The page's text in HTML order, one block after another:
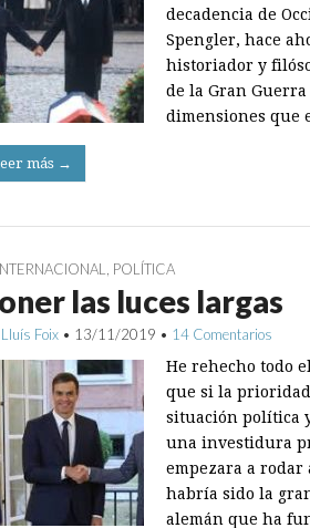
decadencia de
Spengler, hace
historiador y
de la Gran
dimensiones que
más →
POLÍTICA
las luces largas
Lluís Foix • 13/11/2019 • 14 Comentarios
He rehecho todo
que si la
situación política
una investidura
empezara a
habría sido la
alemán que ha